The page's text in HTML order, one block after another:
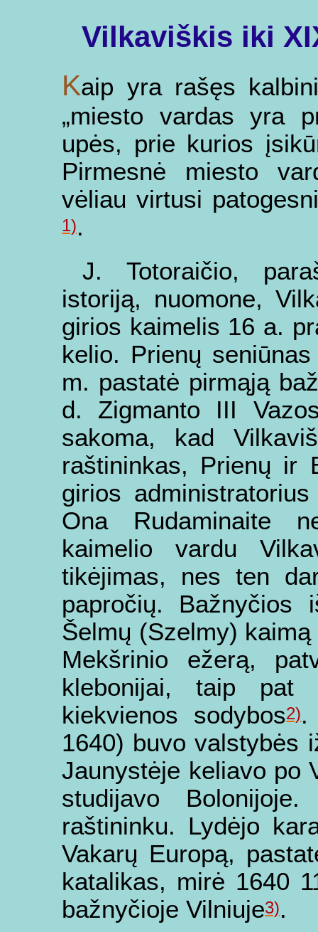
Vilkaviškis iki
Kaip yra rašęs
„miesto vardas yra
upės, prie kurios
Pirmesnė miesto
vėliau virtusi
1).
J. Totoraičio,
istoriją, nuomone,
girios kaimelis 16 a.
kelio. Prienų
m. pastatė pirmąją
d. Zigmanto III
sakoma, kad
raštininkas, Prienų ir
girios
Ona Rudaminaite
kaimelio vardu
tikėjimas, nes ten
papročių. Bažnyčios
Šelmų (Szelmy)
Mekšrinio ežerą,
klebonijai, taip
kiekvienos sodybos2).
1640) buvo valstybės
Jaunystėje keliavo po
studijavo
raštininku. Lydėjo
Vakarų Europą,
katalikas, mirė 1640
bažnyčioje Vilniuje3).